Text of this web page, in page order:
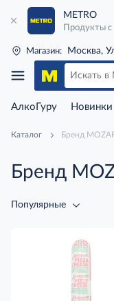
METRO
Продукты с
Магазин: Москва,
АлкоГуру Новинки
Каталог Бренд
Бренд
Популярные